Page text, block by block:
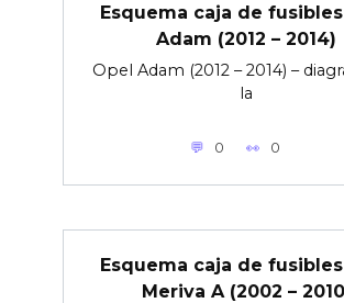
Esquema caja de
Adam (2012 – 2014)
Opel Adam (2012 – 2014) –
la
0 0
Esquema caja de
Meriva A (2002 –